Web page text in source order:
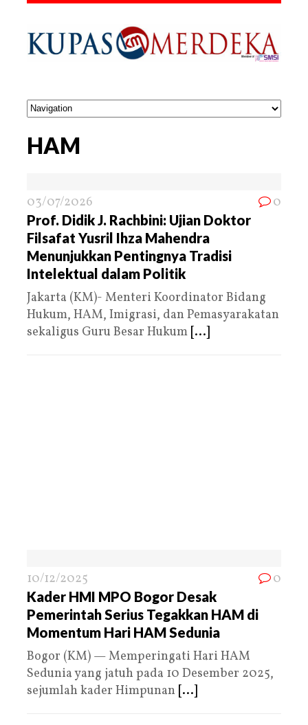
HAM
03/07/2026 0
Prof. Didik J. Rachbini: Ujian Doktor
Filsafat Yusril Ihza Mahendra
Menunjukkan Pentingnya Tradisi
Intelektual dalam Politik
Jakarta (KM)- Menteri Koordinator Bidang
Hukum, HAM, Imigrasi, dan Pemasyarakatan
sekaligus Guru Besar Hukum [...]
10/12/2025 0
Kader HMI MPO Bogor Desak
Pemerintah Serius Tegakkan HAM di
Momentum Hari HAM Sedunia
Bogor (KM) — Memperingati Hari HAM
Sedunia yang jatuh pada 10 Desember 2025,
sejumlah kader Himpunan [...]